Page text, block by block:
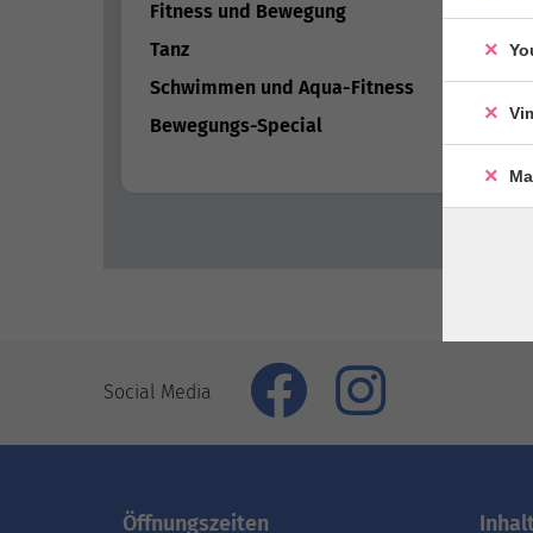
Fitness und Bewegung
Tanz
53
Schwimmen und Aqua-Fitness
13
Bewegungs-Special
20
Social Media
Öffnungszeiten